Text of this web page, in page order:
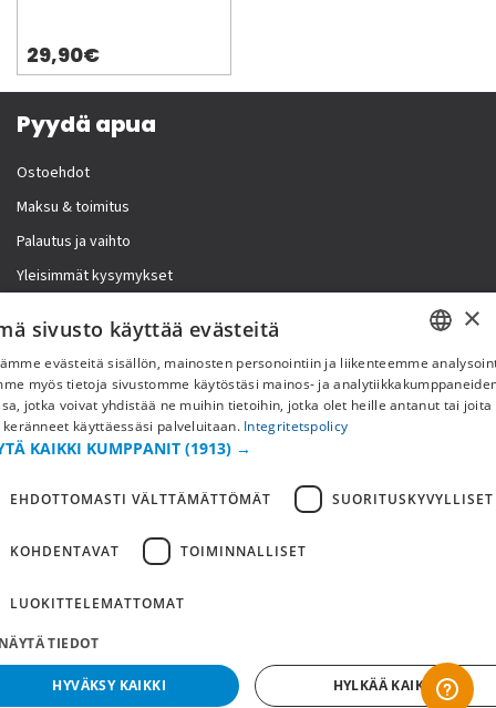
29,90€
Pyydä apua
Ostoehdot
Maksu & toimitus
Palautus ja vaihto
Yleisimmät kysymykset
Lisää meistä
Yritystiedot
Copyright © 2019 This site is Licensed to 377 Sport AB
FI
×
sivusto käyttää evästeitä
evästeitä sisällön, mainosten personointiin ja liikenteemme
myös tietoja sivustomme käytöstäsi mainos- ja
jotka voivat yhdistää ne muihin tietoihin, jotka olet heille antanut tai joita
keränneet käyttäessäsi palveluitaan. Integritetspolicy
KAIKKI KUMPPANIT (1913) →
EHDOTTOMASTI VÄLTTÄMÄTTÖMÄT SUORITUSKYVYLLISET
KOHDENTAVAT TOIMINNALLISET
LUOKITTELEMATTOMAT
TIEDOT
HYVÄKSY KAIKKI HYLKÄÄ KAIKKI